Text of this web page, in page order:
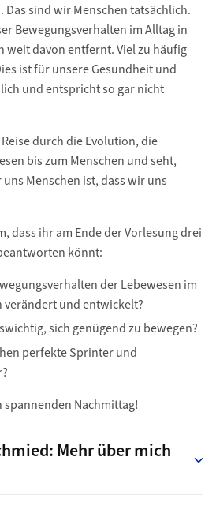
Das sind wir Menschen tatsächlich.
Bewegungsverhalten im Alltag in
weit davon entfernt. Viel zu häufig
ist für unsere Gesundheit und
und entspricht so gar nicht
durch die Evolution, die
bis zum Menschen und seht,
Menschen ist, dass wir uns
dass ihr am Ende der Vorlesung drei
könnt:
der Lebewesen im
verändert und entwickelt?
sich genügend zu bewegen?
perfekte Sprinter und
Nachmittag!
Mehr über mich